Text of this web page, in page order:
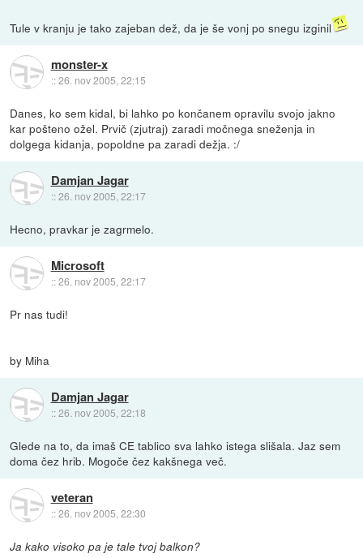
Tule v kranju je tako zajeban dež, da je še vonj po snegu izginil
monster-x
::26. nov 2005, 22:15
Danes, ko sem kidal, bi lahko po končanem opravilu svojo jakno
kar pošteno ožel. Prvič (zjutraj) zaradi močnega sneženja in
dolgega kidanja, popoldne pa zaradi dežja. :/
Damjan Jagar
::26. nov 2005, 22:17
Hecno, pravkar je zagrmelo.
Microsoft
::26. nov 2005, 22:17
Pr nas tudi!
by Miha
Damjan Jagar
::26. nov 2005, 22:18
Glede na to, da imaš CE tablico sva lahko istega slišala. Jaz sem
doma čez hrib. Mogoče čez kakšnega več.
veteran
::26. nov 2005, 22:30
Ja kako visoko pa je tale tvoj balkon?